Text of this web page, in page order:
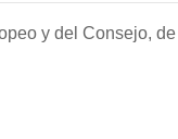
y del Consejo,